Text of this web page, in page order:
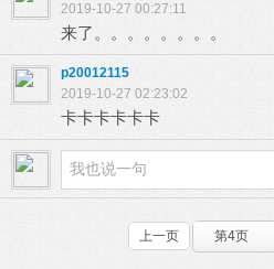
2019-10-27 00:27:11
来了。。。。。。。。
p20012115
2019-10-27 02:23:02
卡卡卡卡卡卡
上一页 第4页